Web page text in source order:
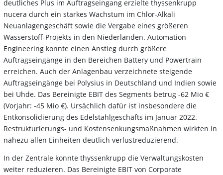
deutliches Plus im Auftragseingang erzielte thyssenkrupp
nucera durch ein starkes Wachstum im Chlor-Alkali
Neuanlagengeschäft sowie die Vergabe eines größeren
Wasserstoff-Projekts in den Niederlanden. Automation
Engineering konnte einen Anstieg durch größere
Auftragseingänge in den Bereichen Battery und Powertrain
erreichen. Auch der Anlagenbau verzeichnete steigende
Auftragseingänge bei Polysius in Deutschland und Indien sowie
bei Uhde. Das Bereinigte EBIT des Segments betrug -62 Mio €
(Vorjahr: -45 Mio €). Ursächlich dafür ist insbesondere die
Entkonsolidierung des Edelstahlgeschäfts im Januar 2022.
Restrukturierungs- und Kostensenkungsmaßnahmen wirkten in
nahezu allen Einheiten deutlich verlustreduzierend.
In der Zentrale konnte thyssenkrupp die Verwaltungskosten
weiter reduzieren. Das Bereinigte EBIT von Corporate